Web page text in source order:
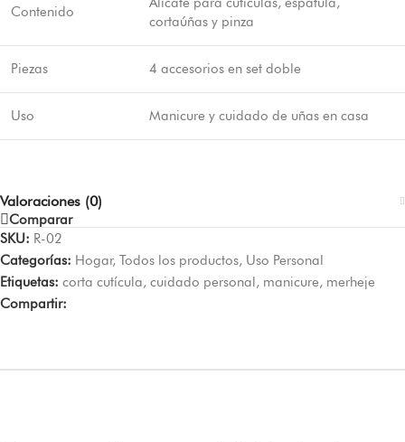
Contenido
cortaúñas y pinza
Piezas 4 accesorios en set doble
Uso Manicure y cuidado de uñas en casa
Valoraciones (0)
Comparar
SKU: R-02
Categorías: Hogar, Todos los productos, Uso Personal
Etiquetas: corta cutícula, cuidado personal, manicure, merheje
Compartir: